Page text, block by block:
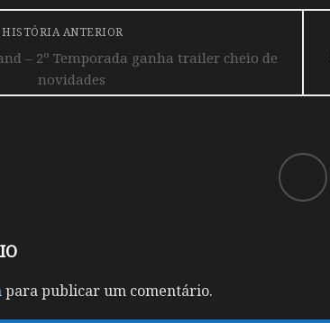
HISTÓRIA ANTERIOR
– 2º Temporada ganha trailer cheio de
novidades
para publicar um comentário.